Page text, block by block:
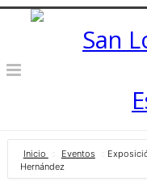
Inicio Eventos
Hernández